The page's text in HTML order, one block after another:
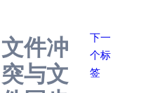
文件冲
突与文
下一
个标
签